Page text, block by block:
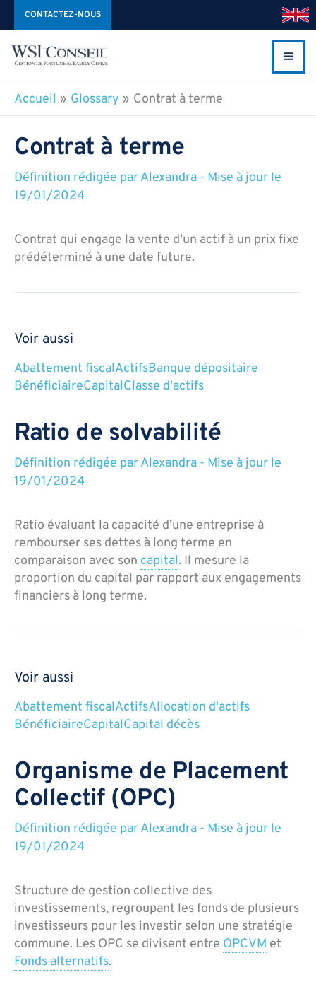
Aller
au
contenu
CONTACTEZ-NOUS
Accueil Glossary Contrat à terme
Contrat à terme
Définition rédigée parAlexandra - Mise à jour le
19/01/2024
Contrat qui engage la vente d’un actif à un prix fixe
prédéterminé à une date future.
Voir aussi
Abattement fiscalActifsBanque dépositaire
BénéficiaireCapitalClasse d'actifs
Ratio de solvabilité
Définition rédigée parAlexandra - Mise à jour le
19/01/2024
Ratio évaluant la capacité d’une entreprise à
rembourser ses dettes à long terme en
comparaison avec son capital. Il mesure la
proportion du capital par rapport aux engagements
financiers à long terme.
Voir aussi
Abattement fiscalActifsAllocation d'actifs
BénéficiaireCapitalCapital décès
Organisme de Placement
Collectif (OPC)
Définition rédigée parAlexandra - Mise à jour le
19/01/2024
Structure de gestion collective des
investissements, regroupant les fonds de plusieurs
investisseurs pour les investir selon une stratégie
commune. Les OPC se divisent entre OPCVM et
Fonds alternatifs.